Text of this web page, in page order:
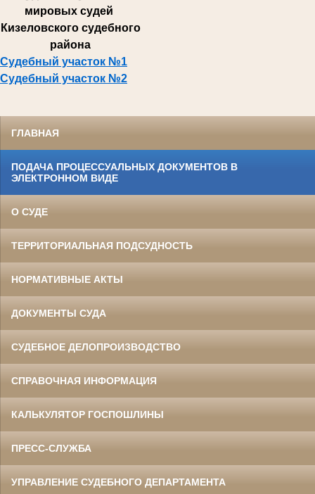
мировых судей
Кизеловского судебного
района
Судебный участок №1
Судебный участок №2
ГЛАВНАЯ
ПОДАЧА ПРОЦЕССУАЛЬНЫХ ДОКУМЕНТОВ В
ЭЛЕКТРОННОМ ВИДЕ
О СУДЕ
ТЕРРИТОРИАЛЬНАЯ ПОДСУДНОСТЬ
НОРМАТИВНЫЕ АКТЫ
ДОКУМЕНТЫ СУДА
СУДЕБНОЕ ДЕЛОПРОИЗВОДСТВО
СПРАВОЧНАЯ ИНФОРМАЦИЯ
КАЛЬКУЛЯТОР ГОСПОШЛИНЫ
ПРЕСС-СЛУЖБА
УПРАВЛЕНИЕ СУДЕБНОГО ДЕПАРТАМЕНТА